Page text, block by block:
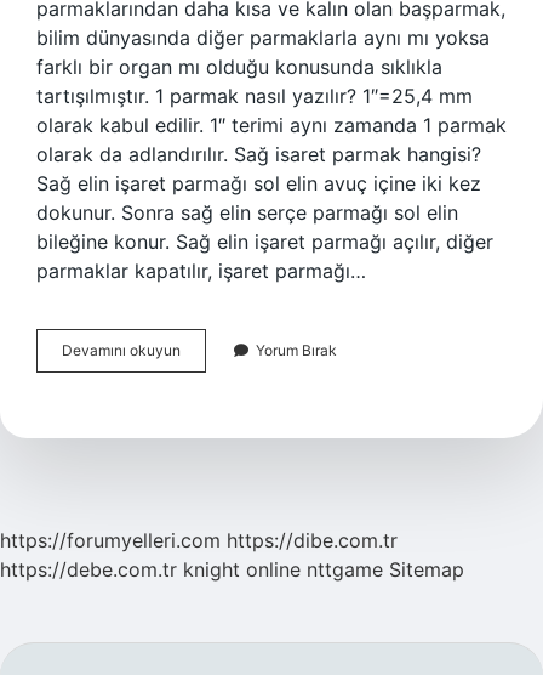
parmaklarından daha kısa ve kalın olan başparmak,
bilim dünyasında diğer parmaklarla aynı mı yoksa
farklı bir organ mı olduğu konusunda sıklıkla
tartışılmıştır. 1 parmak nasıl yazılır? 1″=25,4 mm
olarak kabul edilir. 1″ terimi aynı zamanda 1 parmak
olarak da adlandırılır. Sağ isaret parmak hangisi?
Sağ elin işaret parmağı sol elin avuç içine iki kez
dokunur. Sonra sağ elin serçe parmağı sol elin
bileğine konur. Sağ elin işaret parmağı açılır, diğer
parmaklar kapatılır, işaret parmağı…
Devamını okuyun
Parmak
Yorum Bırak
https://forumyelleri.com https://dibe.com.tr
https://debe.com.tr knight online nttgame Sitemap